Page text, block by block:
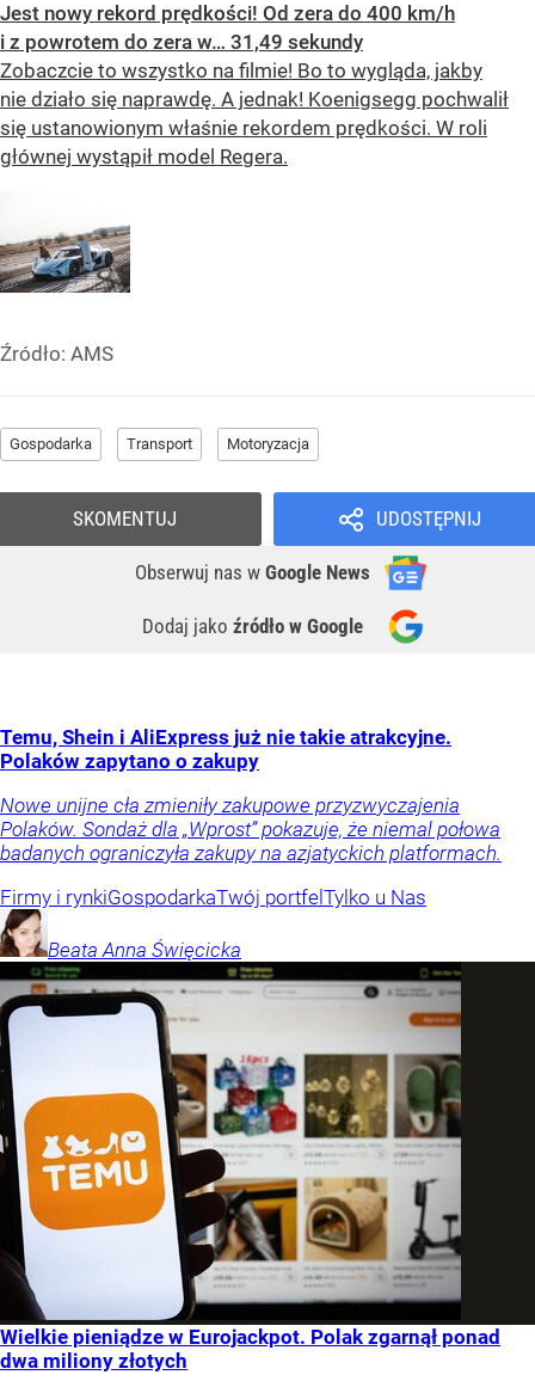
Jest nowy rekord prędkości! Od zera do 400 km/h
i z powrotem do zera w… 31,49 sekundy
Zobaczcie to wszystko na filmie! Bo to wygląda, jakby
nie działo się naprawdę. A jednak! Koenigsegg pochwalił
się ustanowionym właśnie rekordem prędkości. W roli
głównej wystąpił model Regera.
Źródło: AMS
Gospodarka Transport Motoryzacja
UDOSTĘPNIJ
Obserwuj nas w Google News
Dodaj jako źródło w Google
SKOMENTUJ
Temu, Shein i AliExpress już nie takie atrakcyjne.
Polaków zapytano o zakupy
Nowe unijne cła zmieniły zakupowe przyzwyczajenia
Polaków. Sondaż dla „Wprost” pokazuje, że niemal połowa
badanych ograniczyła zakupy na azjatyckich platformach.
Firmy i rynkiGospodarkaTwój portfel Tylko u Nas
Beata Anna Święcicka
Wielkie pieniądze w Eurojackpot. Polak zgarnął ponad
dwa miliony złotych